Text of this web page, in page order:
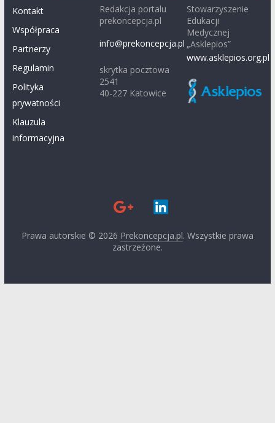
Kontakt
Współpraca
Partnerzy
Regulamin
Polityka
prywatności
Klauzula
informacyjna
Redakcja portalu
prekoncepcja.pl
info@prekoncepcja.pl
skrytka pocztowa
2541
40-227 Katowice
Stowarzyszenie
Edukacji
Medycznej
„Asklepios”
www.asklepios.org.pl
Prawa autorskie © 2026 Prekoncepcja.pl. Wszystkie prawa
zastrzeżone.